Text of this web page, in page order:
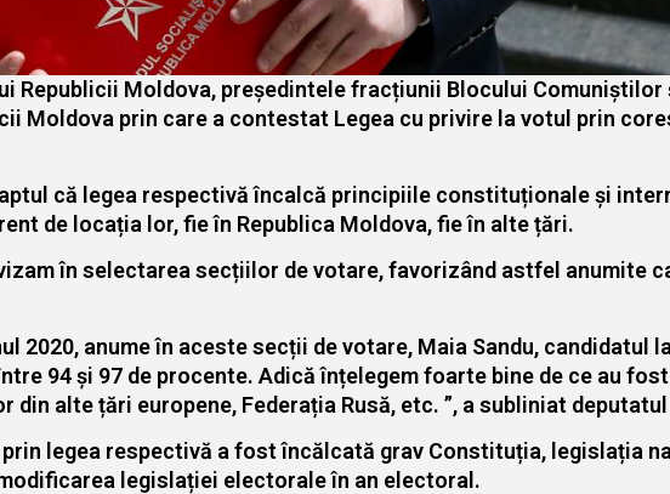
Republicii Moldova, președintele fracțiunii Blocului
Moldova prin care a contestat Legea cu privire la votul prin
că legea respectivă încalcă principiile constituționale și
de locația lor, fie în Republica Moldova, fie în alte țări.
în selectarea secțiilor de votare, favorizând astfel anumite
2020, anume în aceste secții de votare, Maia Sandu, candidatul
94 și 97 de procente. Adică înțelegem foarte bine de ce au
alte țări europene, Federația Rusă, etc. ”, a subliniat
legea respectivă a fost încălcată grav Constituția, legislația
legislației electorale în an electoral.